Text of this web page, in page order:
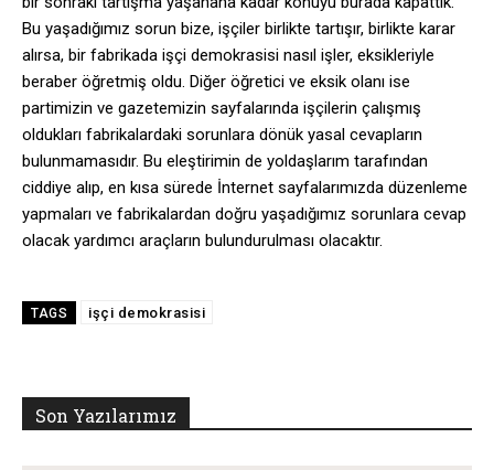
Bu yaşadığımız sorun bize, işçiler birlikte tartışır, birlikte karar
alırsa, bir fabrikada işçi demokrasisi nasıl işler, eksikleriyle
beraber öğretmiş oldu. Diğer öğretici ve eksik olanı ise
partimizin ve gazetemizin sayfalarında işçilerin çalışmış
oldukları fabrikalardaki sorunlara dönük yasal cevapların
bulunmamasıdır. Bu eleştirimin de yoldaşlarım tarafından
ciddiye alıp, en kısa sürede İnternet sayfalarımızda düzenleme
yapmaları ve fabrikalardan doğru yaşadığımız sorunlara cevap
olacak yardımcı araçların bulundurulması olacaktır.
TAGS işçi demokrasisi
Son Yazılarımız